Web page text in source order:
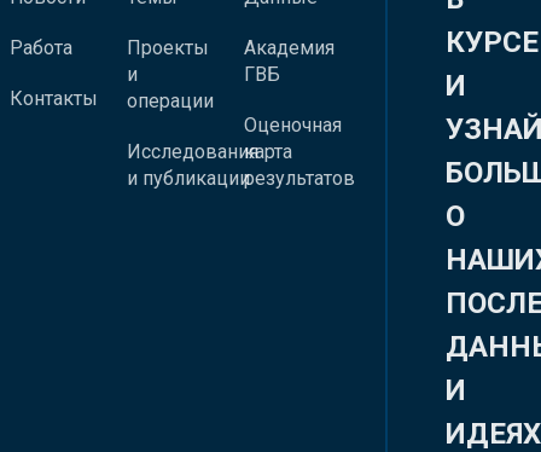
Работа
Контакты
Проекты
и
операции
Исследования
и публикации
Академия
ГВБ
Оценочная
карта
результатов
КУРСЕ
И
О
И
ИДЕЯХ